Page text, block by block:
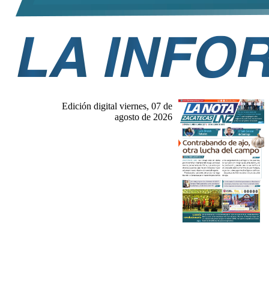
Edición digital viernes, 07 de
agosto de 2026